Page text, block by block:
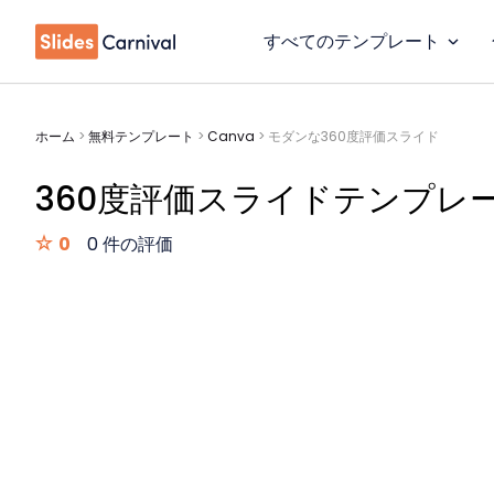
すべてのテンプレート
ホーム > 無料テンプレート > Canva > モダンな360度評価スライド
360度評価スライドテンプレ
0 0 件の評価